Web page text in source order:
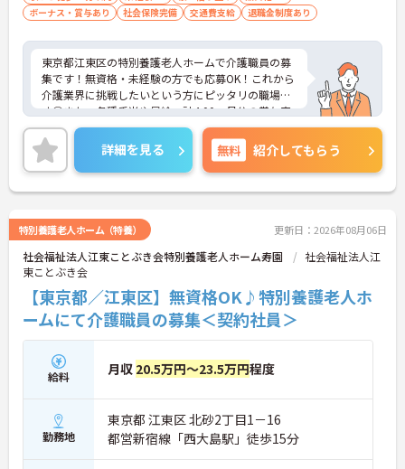
高く、急なシフト変更や無理な長時間勤務が発生し
にくい人員体制です
・訪問スケジュールに沿って施設内でのケアを行う
ため、月平均の残業時間は5時間から7時間程度とか
なり少なめに抑えられます
・夜勤明けの翌日は原則としてお休みとなるシフト
編成が組まれており、しっかりと休息を取りながら
長期的な就業が可能です
＜評価制度でキャリアアップ＞
・介護福祉士や初任者研修などの資格や実務経験、
夜勤回数がしっかりと給与に反映されるためモチベ
職へ昇格する事例も多数あり、腰を据えて長期的な
キャリア形成が可能です
ボーナス・賞与あり
社会保険完備 交通費支給 退職金制度あり
東京都江東区の特別養護老人ホームで介護職員の募
集です！無資格・未経験の方でも応募OK！これから
介護業界に挑戦したいという方にピッタリの職場で
す◎また、各種手当や昇給・計4.00ヵ月分の賞与実
績ありで待遇面もばっちり！退職金制度もあるの
で、安心して長く働きやすい環境が整っています♪
ご興味のある方は面接ポイントをお伝えしますの
で、お気軽にご連絡ください！
詳細を見る 無料 紹介してもらう
特別養護老人ホーム（特養） 更新日：2026年08月06日
社会福祉法人江東ことぶき会特別養護老人ホーム寿園
社会福祉法人江
東ことぶき会
【東京都／江東区】無資格OK♪特別養護老人ホ
ームにて介護職員の募集＜契約社員＞
給料 月収 20.5万円～23.5万円程度
勤務地
東京都 江東区 北砂2丁目1－16
都営新宿線「西大島駅」徒歩15分